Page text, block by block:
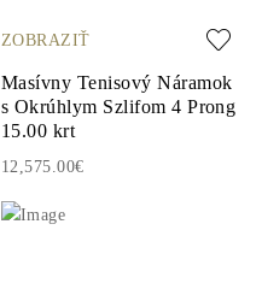
ZOBRAZIŤ
Masívny Tenisový Náramok
s Okrúhlym Szlifom 4 Prong
15.00 krt
12,575.00€